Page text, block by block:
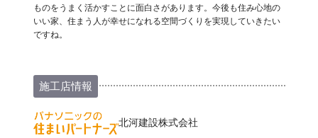
ものをうまく活かすことに面白さがあります。今後も住み心地の
いい家、住まう人が幸せになれる空間づくりを実現していきたい
ですね。
施工店情報
北河建設株式会社